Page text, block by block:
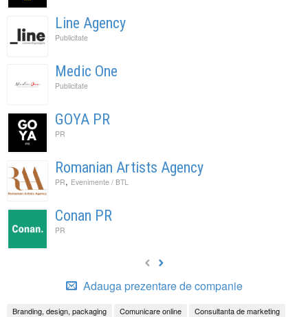
Line Agency
Publicitate
Medic One
Publicitate
GOYA PR
PR
Romanian Artists Agency
PR, Evenimente / BTL
Conan PR
PR
Adauga prezentare de companie
Branding, design, packaging Comunicare online Consultanta de marketing